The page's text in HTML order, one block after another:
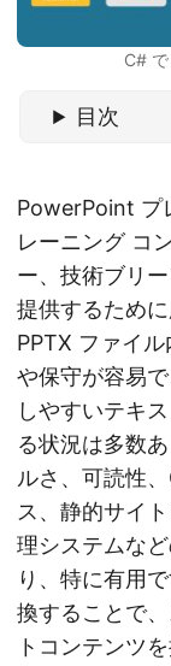
C#
目次
PowerPoint プ
レーニング コ
ー、技術ブリ
提供するため
PPTX ファイ
や保守が容易
しやすいテキ
る状況は多数
ルさ、可読性
ス、静的サイ
理システムな
り、特に有用
換することで
トコンテンツ